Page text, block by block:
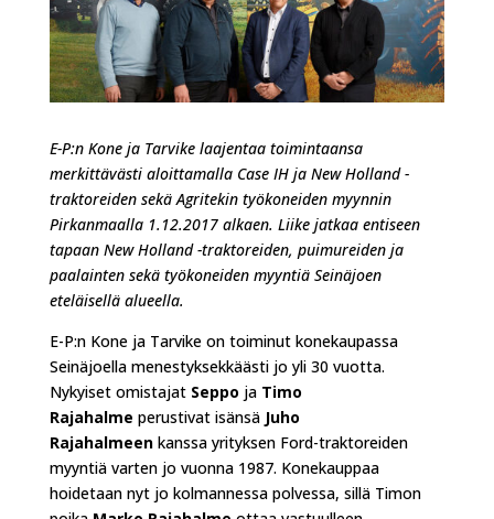
E-P:n Kone ja Tarvike laajentaa toimintaansa
merkittävästi aloittamalla Case IH ja New Holland -
traktoreiden sekä Agritekin työkoneiden myynnin
Pirkanmaalla 1.12.2017 alkaen. Liike jatkaa entiseen
tapaan New Holland -traktoreiden, puimureiden ja
paalainten sekä työkoneiden myyntiä Seinäjoen
eteläisellä alueella.
E-P:n Kone ja Tarvike on toiminut konekaupassa
Seinäjoella menestyksekkäästi jo yli 30 vuotta.
Nykyiset omistajatSeppo ja Timo
Rajahalme perustivat isänsä Juho
Rajahalmeenkanssa yrityksen Ford-traktoreiden
myyntiä varten jo vuonna 1987. Konekauppaa
hoidetaan nyt jo kolmannessa polvessa, sillä Timon